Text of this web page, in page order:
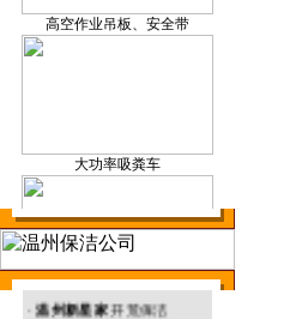
温州环境治理
高空作业吊板、安全带
大功率吸粪车
升降机
· 温州塑胶厂 外墙清洗
·温州新星家开荒保洁